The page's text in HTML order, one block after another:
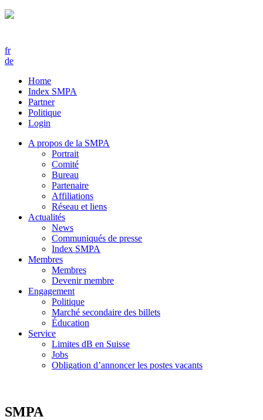
fr
de
Home
Index SMPA
Partner
Politique
Login
A propos de la SMPA
Portrait
Comité
Bureau
Partenaire
Affiliations
Réseau et liens
Actualités
News
Communiqués de presse
Index SMPA
Membres
Membres
Devenir membre
Engagement
Politique
Marché secondaire des billets
Éducation
Service
Limites dB en Suisse
Jobs
Obligation d’annoncer les postes vacants
SMPA